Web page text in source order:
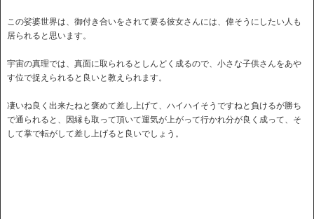
この娑婆世界は、御付き合いをされて要る彼女さんには、偉そうにしたい人も
居られると思います。
宇宙の真理では、真面に取られるとしんどく成るので、小さな子供さんをあや
す位で捉えられると良いと教えられます。
凄いね良く出来たねと褒めて差し上げて、ハイハイそうですねと負けるが勝ち
で通られると、因縁も取って頂いて運気が上がって行かれ分が良く成って、そ
して掌で転がして差し上げると良いでしょう。